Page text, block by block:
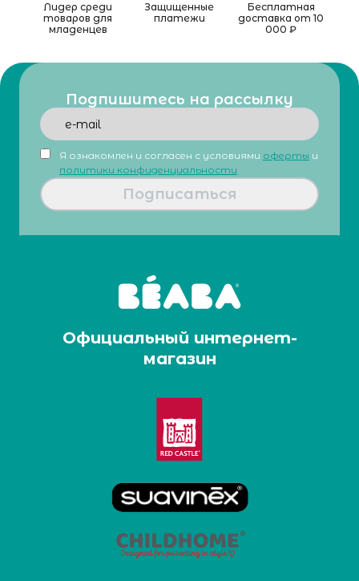
Лидер среди
товаров для
младенцев
Защищенные
платежи
Бесплатная
доставка от 10
000 ₽
Подпишитесь на рассылку
Я ознакомлен и согласен с условиями оферты и
политики конфиденциальности
Подписаться
Официальный интернет-
магазин